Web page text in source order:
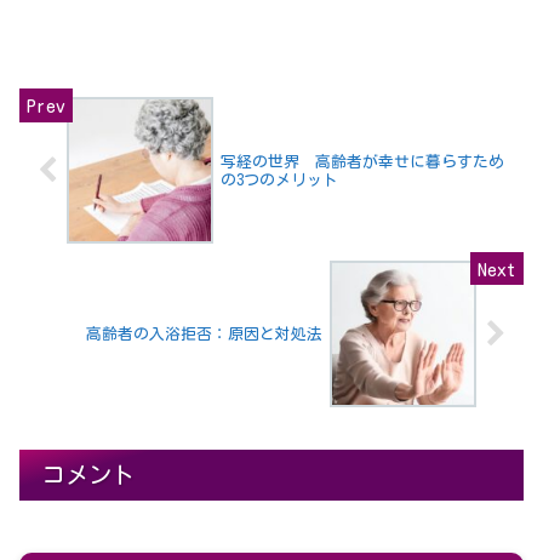
写経の世界 高齢者が幸せに暮らすため
の3つのメリット
高齢者の入浴拒否：原因と対処法
コメント